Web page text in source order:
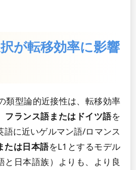
が転移効率に影響
類型論的近接性は、転移効率
フランス語またはドイツ語を
語に近いゲルマン語/ロマンス
たは日本語をL1とするモデル
と日本語族）よりも、より良